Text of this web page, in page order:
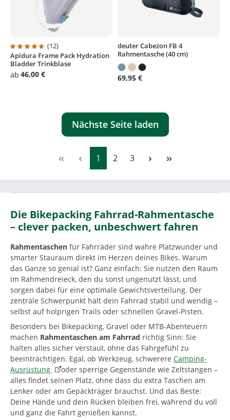
Durchschnittliche Bewertung von 4.7 von 5 Sternen
(12)
Apidura Frame Pack Hydration
Bladder Trinkblase
ab 46,00 €
deuter Cabezon FB 4
Rahmentasche (40 cm)
69,95 €
Nächste Seite laden
Seite
1 Seite
2 Seite
3
Die Bikepacking Fahrrad-Rahmentasche
– clever packen, unbeschwert fahren
Rahmentaschen für Fahrräder sind wahre Platzwunder und
smarter Stauraum direkt im Herzen deines Bikes. Warum
das Ganze so genial ist? Ganz einfach: Sie nutzen den Raum
im Rahmendreieck, den du sonst ungenutzt lässt, und
sorgen dabei für eine optimale Gewichtsverteilung. Der
zentrale Schwerpunkt hält dein Fahrrad stabil und wendig –
selbst auf holprigen Trails oder schnellen Gravel-Pisten.
Besonders bei Bikepacking, Gravel oder MTB-Abenteuern
machen Rahmentaschen am Fahrrad richtig Sinn: Sie
halten alles sicher verstaut, ohne das Fahrgefühl zu
beeinträchtigen. Egal, ob Werkzeug, schwerere Camping-
Ausrüstung
oder sperrige Gegenstände wie Zeltstangen –
alles findet seinen Platz, ohne dass du extra Taschen am
Lenker oder am Gepäckträger brauchst. Und das Beste:
Deine Hände und dein Rücken bleiben frei, während du voll
und ganz die Fahrt genießen kannst.